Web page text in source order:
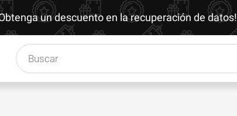
un descuento en la recuperación de datos!